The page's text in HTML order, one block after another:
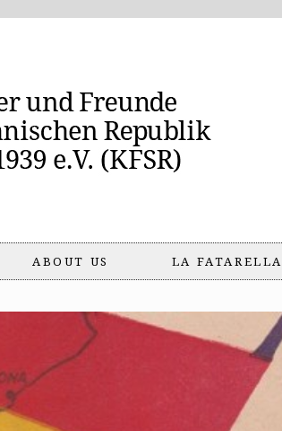
ABOUT US LA FATARELLA